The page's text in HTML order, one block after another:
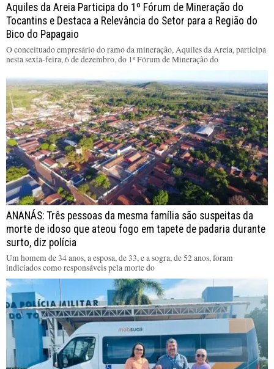
Aquiles da Areia Participa do 1º Fórum de Mineração do
Tocantins e Destaca a Relevância do Setor para a Região do
Bico do Papagaio
O conceituado empresário do ramo da mineração, Aquiles da Areia, participa
nesta sexta-feira, 6 de dezembro, do 1º Fórum de Mineração do
ANANÁS: Três pessoas da mesma família são suspeitas da
morte de idoso que ateou fogo em tapete de padaria durante
surto, diz polícia
Um homem de 34 anos, a esposa, de 33, e a sogra, de 52 anos, foram
indiciados como responsáveis pela morte do